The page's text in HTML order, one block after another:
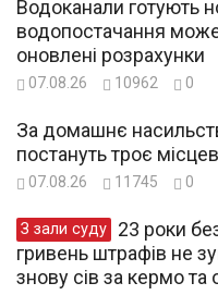
Водоканали готують
водопостачання
оновлені розрахунки
07.08.26 10962 0
За домашнє
постануть троє
07.08.26 11745 0
З зали суду
гривень штрафів не
знову сів за кермо